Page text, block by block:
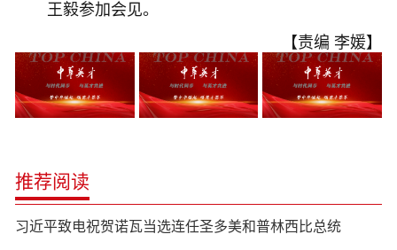
王毅参加会见。
【责编 李媛】
推荐阅读
习近平致电祝贺诺瓦当选连任圣多美和普林西比总统